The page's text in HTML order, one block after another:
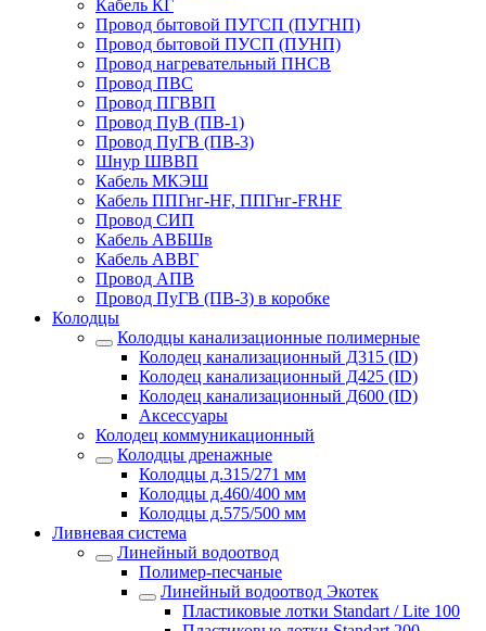
Кабель КГ
Провод бытовой ПУГСП (ПУГНП)
Провод бытовой ПУСП (ПУНП)
Провод нагревательный ПНСВ
Провод ПВС
Провод ПГВВП
Провод ПуВ (ПВ-1)
Провод ПуГВ (ПВ-3)
Шнур ШВВП
Кабель МКЭШ
Кабель ППГнг-HF, ППГнг-FRHF
Провод СИП
Кабель АВБШв
Кабель АВВГ
Провод АПВ
Провод ПуГВ (ПВ-3) в коробке
Колодцы
Колодцы канализационные полимерные
Колодец канализационный Д315 (ID)
Колодец канализационный Д425 (ID)
Колодец канализационный Д600 (ID)
Аксессуары
Колодец коммуникационный
Колодцы дренажные
Колодцы д.315/271 мм
Колодцы д.460/400 мм
Колодцы д.575/500 мм
Ливневая система
Линейный водоотвод
Полимер-песчаные
Линейный водоотвод Экотек
Пластиковые лотки Standart / Lite 100